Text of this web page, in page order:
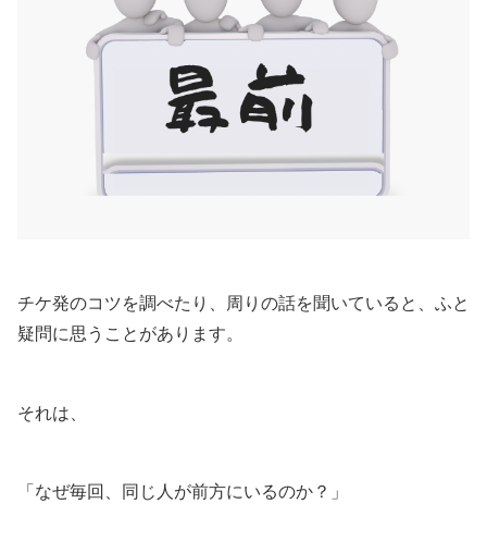
チケ発のコツを調べたり、周りの話を聞いていると、ふと
疑問に思うことがあります。
それは、
「なぜ毎回、同じ人が前方にいるのか？」